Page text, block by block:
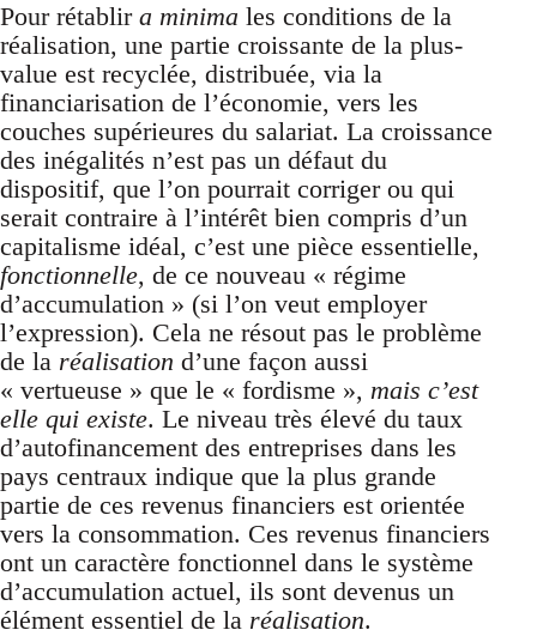
Pour rétablir a minima les conditions de la
réalisation, une partie croissante de la plus-
value est recyclée, distribuée, via la
financiarisation de l’économie, vers les
couches supérieures du salariat. La croissance
des inégalités n’est pas un défaut du
dispositif, que l’on pourrait corriger ou qui
serait contraire à l’intérêt bien compris d’un
capitalisme idéal, c’est une pièce essentielle,
fonctionnelle, de ce nouveau « régime
d’accumulation » (si l’on veut employer
l’expression). Cela ne résout pas le problème
de la réalisation d’une façon aussi
« vertueuse » que le « fordisme », mais c’est
elle qui existe. Le niveau très élevé du taux
d’autofinancement des entreprises dans les
pays centraux indique que la plus grande
partie de ces revenus financiers est orientée
vers la consommation. Ces revenus financiers
ont un caractère fonctionnel dans le système
d’accumulation actuel, ils sont devenus un
élément essentiel de la réalisation.